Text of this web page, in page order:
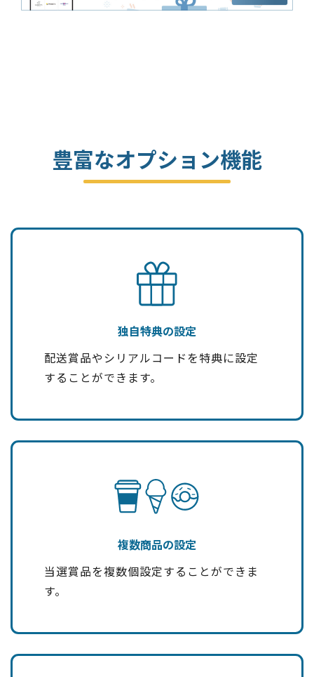
豊富なオプション機能
独自特典の設定
配送賞品やシリアルコードを特典に設定
することができます。
複数商品の設定
当選賞品を複数個設定することができま
す。